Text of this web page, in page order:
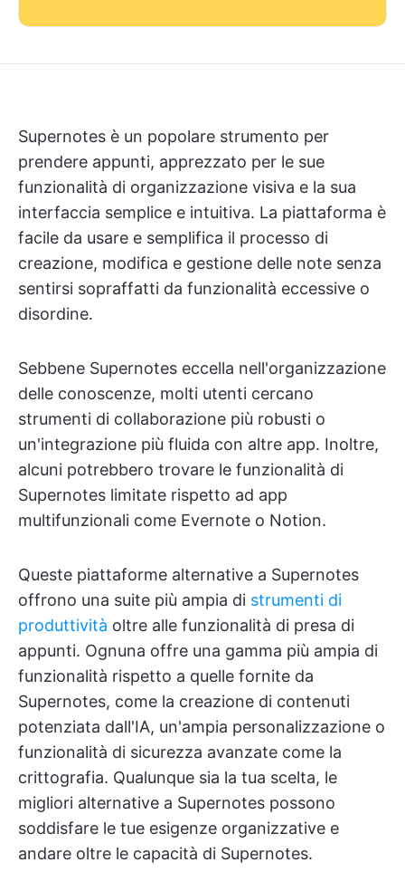
Supernotes è un popolare strumento per
prendere appunti, apprezzato per le sue
funzionalità di organizzazione visiva e la sua
interfaccia semplice e intuitiva. La piattaforma è
facile da usare e semplifica il processo di
creazione, modifica e gestione delle note senza
sentirsi sopraffatti da funzionalità eccessive o
disordine.
Sebbene Supernotes eccella nell'organizzazione
delle conoscenze, molti utenti cercano
strumenti di collaborazione più robusti o
un'integrazione più fluida con altre app. Inoltre,
alcuni potrebbero trovare le funzionalità di
Supernotes limitate rispetto ad app
multifunzionali come Evernote o Notion.
Queste piattaforme alternative a Supernotes
offrono una suite più ampia di strumenti di
produttività oltre alle funzionalità di presa di
appunti. Ognuna offre una gamma più ampia di
funzionalità rispetto a quelle fornite da
Supernotes, come la creazione di contenuti
potenziata dall'IA, un'ampia personalizzazione o
funzionalità di sicurezza avanzate come la
crittografia. Qualunque sia la tua scelta, le
migliori alternative a Supernotes possono
soddisfare le tue esigenze organizzative e
andare oltre le capacità di Supernotes.